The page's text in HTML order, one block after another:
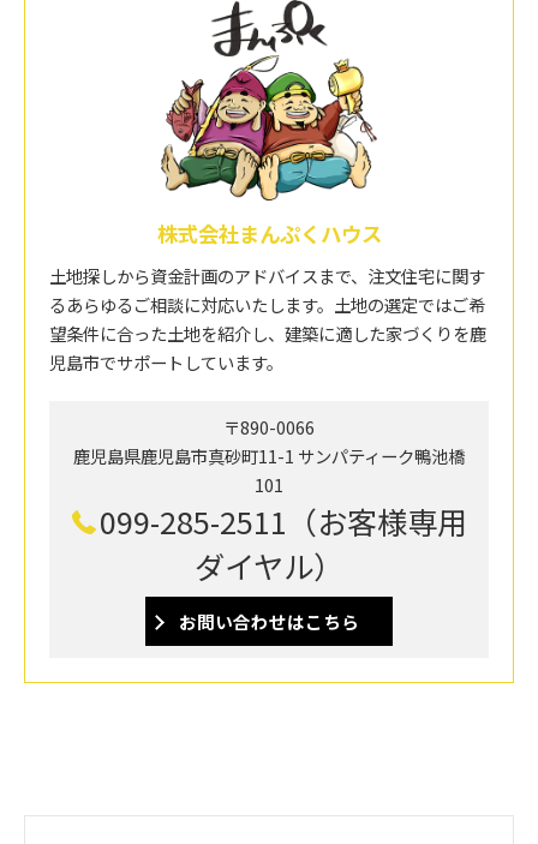
株式会社まんぷくハウス
土地探しから資金計画のアドバイスまで、注文住宅に関す
るあらゆるご相談に対応いたします。土地の選定ではご希
望条件に合った土地を紹介し、建築に適した家づくりを鹿
児島市でサポートしています。
〒890-0066
鹿児島県鹿児島市真砂町11-1 サンパティーク鴨池橋
101
099-285-2511（お客様専用
ダイヤル）
お問い合わせはこちら